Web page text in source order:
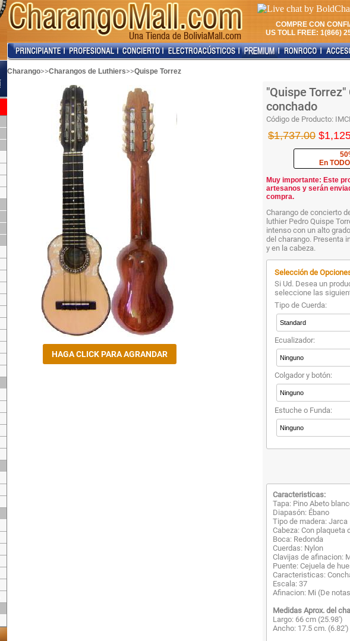
COMPRE CON
US TOLL FREE: 1(866)
Charango>>Charangos de Luthiers>>Quispe Torrez
"Quispe
conchado
Código de Producto:
$1,737.00
En
Muy importante: Este
artesanos y serán
compra.
Charango de concierto
luthier Pedro Quispe
intenso con un alto
del charango. Presenta
y en la cabeza.
Selección de
Si Ud. Desea un
seleccione las
Tipo de Cuerda:
Ecualizador:
Colgador y botón:
Estuche o Funda:
Caracteristicas:
Tapa: Pino Abeto
Diapasón: Ébano
Tipo de madera: Jarca
Cabeza: Con plaqueta
Boca: Redonda
Cuerdas: Nylon
Clavijas de afinacion:
Puente: Cejuela de
Caracteristicas:
Escala: 37
Afinacion: Mi (De
Medidas Aprox. del
Largo: 66 cm (25.98')
Ancho: 17.5 cm. (6.82')